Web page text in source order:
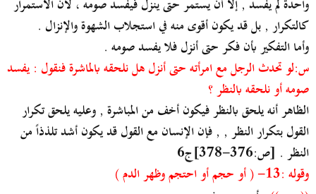
كالتكرار , بل قد يكون أقوى منه في استجلاب الشهوة والإنزال .
وأما التفكير بأن فكر حتى أنزل فلا يفسد صومه .
س:لو تحدث الرجل مع امرأته حتى أنزل هل نلحقه بالماشرة فنقول : يفسد
صومه أو نلحقه بالنظر ؟
الظاهر أنه يلحق بالنظر فيكون أخف من المباشرة , وعليه يلحق تكرار
القول بتكرار النظر , , فإن الإنسان مع القول قد يكون أشد تلذذاً من
النظر . [ص:376-378]ج6
وقوله :13- ( أو حجم أو احتجم وظهر الدم )